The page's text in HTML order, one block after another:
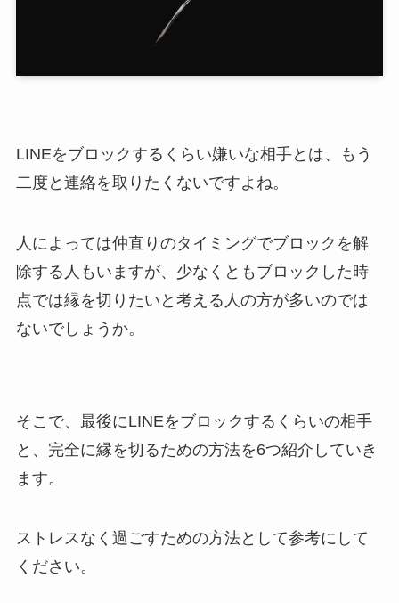
LINEをブロックするくらい嫌いな相手とは、もう
二度と連絡を取りたくないですよね。
人によっては仲直りのタイミングでブロックを解
除する人もいますが、少なくともブロックした時
点では縁を切りたいと考える人の方が多いのでは
ないでしょうか。
そこで、最後にLINEをブロックするくらいの相手
と、完全に縁を切るための方法を6つ紹介していき
ます。
ストレスなく過ごすための方法として参考にして
ください。